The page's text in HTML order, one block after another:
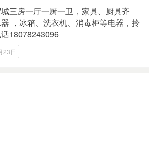
城三房一厅一厨一卫，家具、厨具齐
，冰箱、洗衣机、消毒柜等电器，拎
18078243096
23日